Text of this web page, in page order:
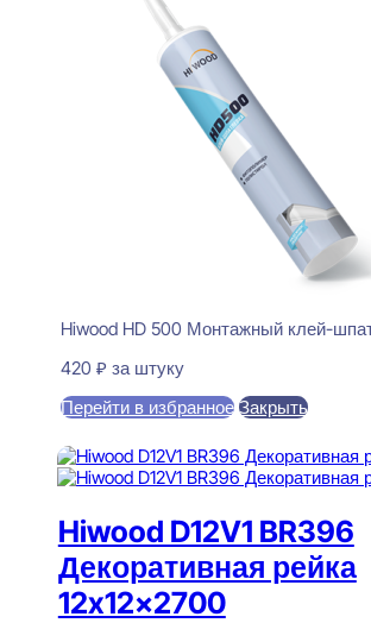
Hiwood HD 500 Монтажный клей-
420 ₽ за штуку
Перейти в избранное Закрыть
Hiwood D12V1 BR396
Декоративная рейка
12x12x2700